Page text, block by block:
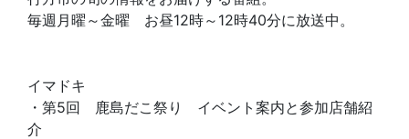
毎週月曜～金曜 お昼12時～12時40分に放送中。
イマドキ
・第5回 鹿島だこ祭り イベント案内と参加店舗紹
介